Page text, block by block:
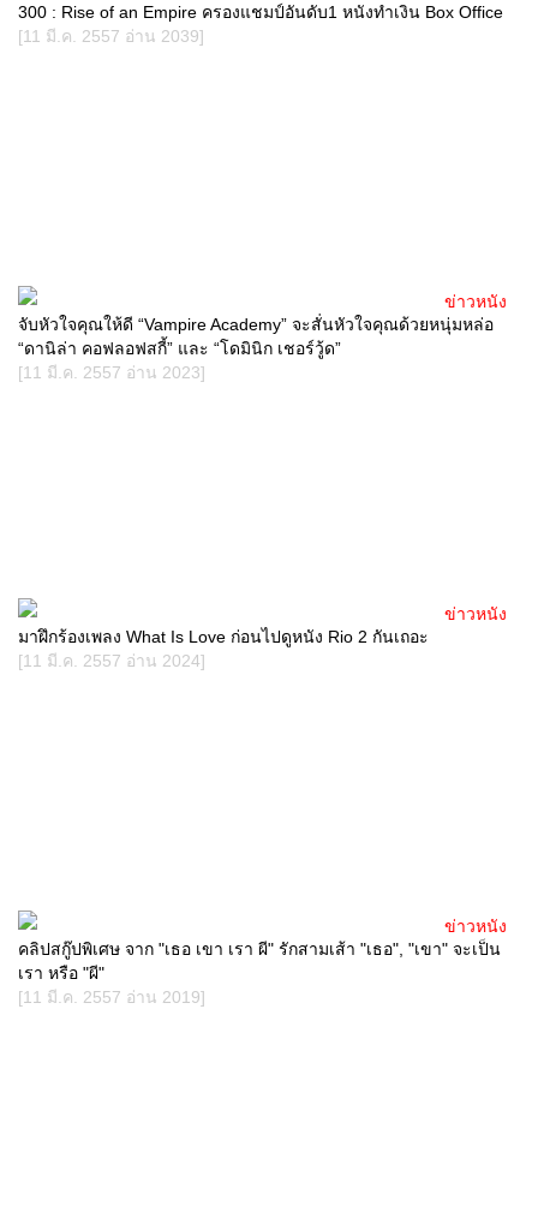
300 : Rise of an Empire ครองแชมป์อันดับ1 หนังทำเงิน Box Office
[11 มี.ค. 2557 อ่าน 2039]
จับหัวใจคุณให้ดี “Vampire Academy” จะสั่นหัวใจคุณด้วยหนุ่มหล่อ
“ดานิล่า คอฟลอฟสกี้” และ “โดมินิก เชอร์วู้ด”
[11 มี.ค. 2557 อ่าน 2023]
ข่าวหนัง
มาฝึกร้องเพลง What Is Love ก่อนไปดูหนัง Rio 2 กันเถอะ
[11 มี.ค. 2557 อ่าน 2024]
ข่าวหนัง
คลิปสกู๊ปพิเศษ จาก "เธอ เขา เรา ผี" รักสามเส้า "เธอ", "เขา" จะเป็น
เรา หรือ "ผี"
[11 มี.ค. 2557 อ่าน 2019]
ข่าวหนัง